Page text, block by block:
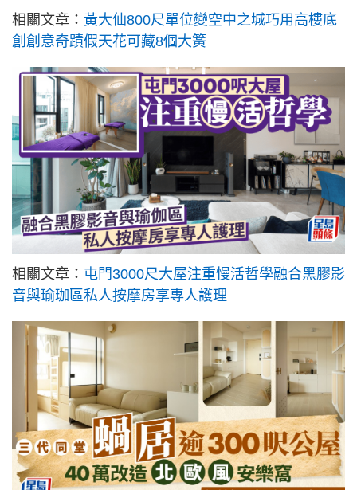
相關文章： 黃大仙800尺單位變空中之城巧用高樓底
創創意奇蹟假天花可藏8個大簧
相關文章： 屯門3000尺大屋注重慢活哲學融合黑膠影
音與瑜珈區私人按摩房享專人護理